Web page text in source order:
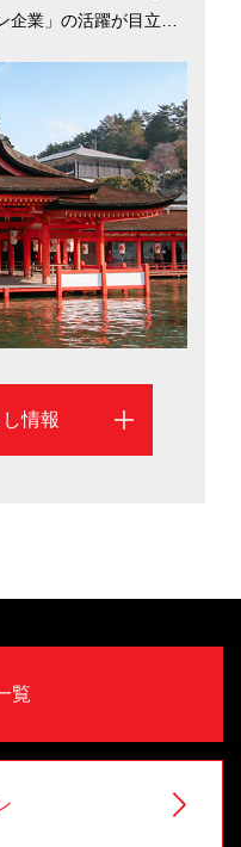
業」の活躍が目立ち
他府県へも気軽に訪
また、野球の広島カー
ールなどでも広島を本
ツ観戦に費やす時間の
べ）。広島市と福山市
さまざまな移住支援情
情報
覧